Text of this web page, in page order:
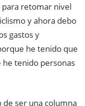
para retomar nivel
y ahora debo
gastos y
he tenido que
tenido personas
de ser una columna